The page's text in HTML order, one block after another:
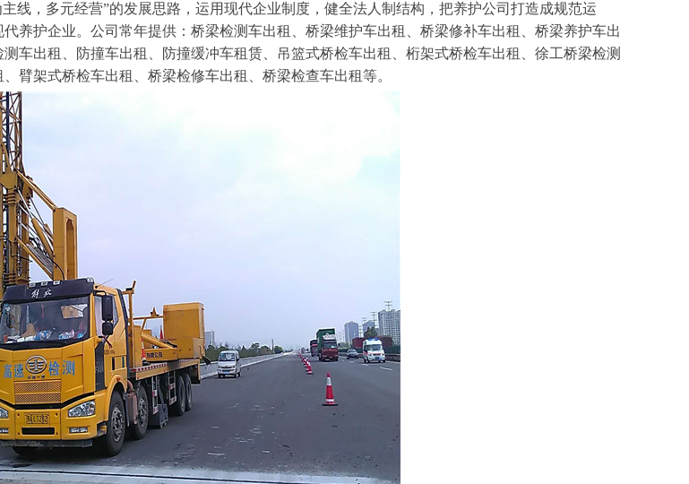
线，多元经营”的发展思路，运用现代企业制度，健全法人制结构，把养护公司打造成规范运
养护企业。公司常年提供：桥梁检测车出租、桥梁维护车出租、桥梁修补车出租、桥梁养护车出
车出租、防撞车出租、防撞缓冲车租赁、吊篮式桥检车出租、桁架式桥检车出租、徐工桥梁检测
臂架式桥检车出租、桥梁检修车出租、桥梁检查车出租等。